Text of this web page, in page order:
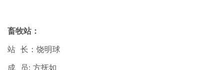
畜牧站：
站 长：饶明球
成 员: 方抚如